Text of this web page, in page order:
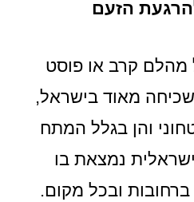
הזעם
מהלם קרב או פוסט
מאוד בישראל,
והן בגלל המתח
נמצאת בו
ובכל מקום.